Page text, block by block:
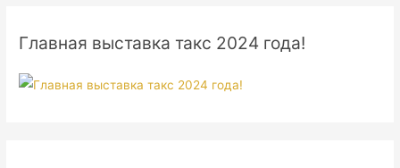
Главная выставка такс 2024 года!